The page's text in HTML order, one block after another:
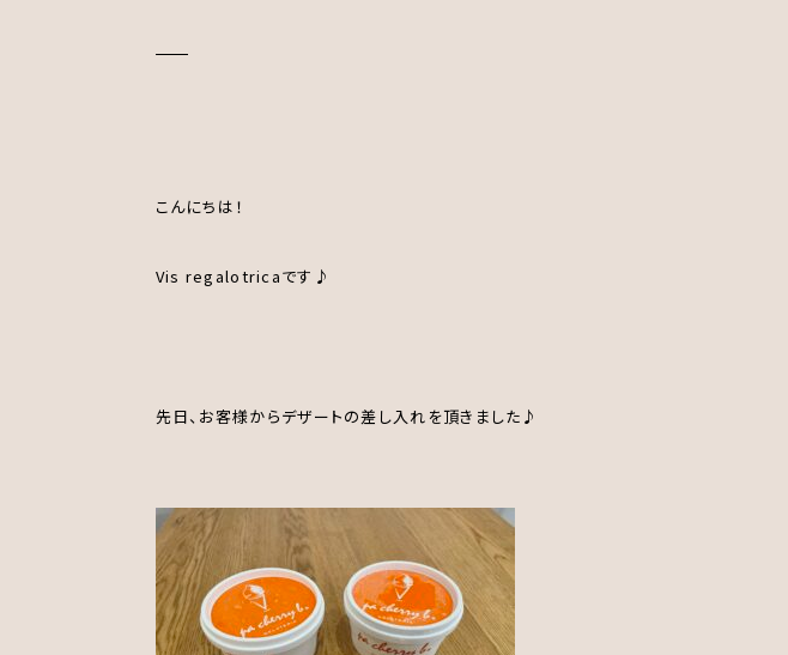
こんにちは！
Vis regalotricaです♪
先日、お客様からデザートの差し入れを頂きました♪